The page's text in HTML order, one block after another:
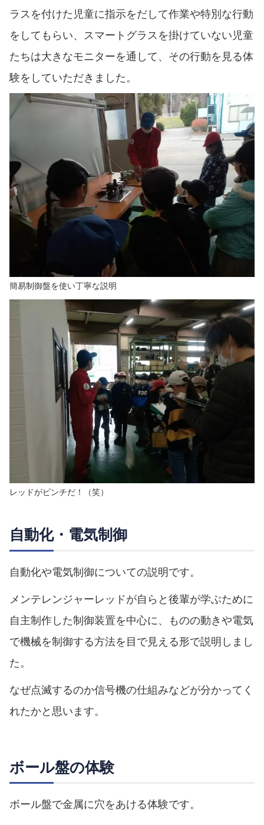
ラスを付けた児童に指示をだして作業や特別な行動
をしてもらい、スマートグラスを掛けていない児童
たちは大きなモニターを通して、その行動を見る体
験をしていただきました。
簡易制御盤を使い丁寧な説明
レッドがピンチだ！（笑）
自動化・電気制御
自動化や電気制御についての説明です。
メンテレンジャーレッドが自らと後輩が学ぶために
自主制作した制御装置を中心に、ものの動きや電気
で機械を制御する方法を目で見える形で説明しまし
た。
なぜ点滅するのか信号機の仕組みなどが分かってく
れたかと思います。
ボール盤の体験
ボール盤で金属に穴をあける体験です。